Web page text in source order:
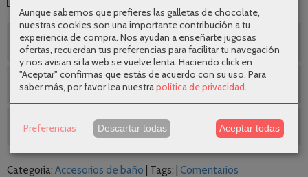
¿Te ayudamos a elegir ?
Envíos gratuitos
SEGUNDAS REBAJAS AGOSTO
Categoría: Accesorios de baño Tags: Comentarios
Aunque sabemos que prefieres las galletas de chocolate,
nuestras cookies son una importante contribución a tu
experiencia de compra. Nos ayudan a enseñarte jugosas
ofertas, recuerdan tus preferencias para facilitar tu navegación
y nos avisan si la web se vuelve lenta. Haciendo click en
"Aceptar" confirmas que estás de acuerdo con su uso. Para
saber más, por favor lea nuestrapolítica de privacidad
Preferencias Descartar todas Aceptar todas